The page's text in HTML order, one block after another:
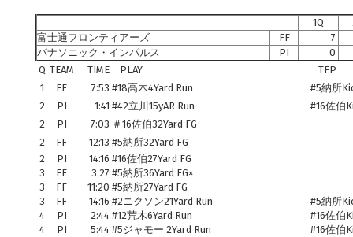
1Q
富士通フロンティアーズ
FF
7
パナソニック・インパルス
PI
0
Q TEAM TIME PLAY
TFP
1
FF 7:53 #18高木4Yard Run
#5納所
2
PI 1:41 #42立川15yAR Run
#16佐伯
2
PI 7:03 ＃16佐伯32Yard FG
2
FF 12:13 #5納所32Yard FG
2
PI 14:16 #16佐伯27Yard FG
3
FF 3:27 #5納所36Yard FG×
3
FF 11:20 #5納所27Yard FG
3
FF 14:16 #2ニクソン21Yard Run
#5納所
4
PI 2:44 #12荒木6Yard Run
#16佐伯
4
PI 5:44 #5ジャモー 2Yard Run
#16佐伯